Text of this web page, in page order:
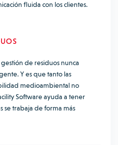
fluida con los clientes.
de residuos nunca
Y es que tanto las
medioambiental no
Software ayuda a tener
se trabaja de forma más